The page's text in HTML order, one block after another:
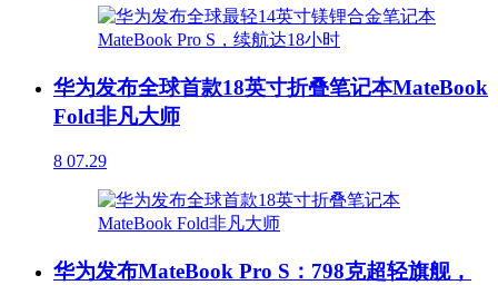
华为发布全球首款18英寸折叠笔记本MateBook
Fold非凡大师
8 07.29
华为发布MateBook Pro S：798克超轻旗舰，